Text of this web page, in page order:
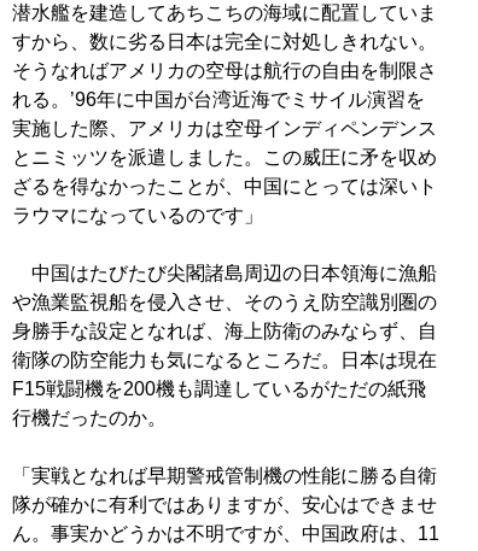
潜水艦を建造してあちこちの海域に配置していま
すから、数に劣る日本は完全に対処しきれない。
そうなればアメリカの空母は航行の自由を制限さ
れる。’96年に中国が台湾近海でミサイル演習を
実施した際、アメリカは空母インディペンデンス
とニミッツを派遣しました。この威圧に矛を収め
ざるを得なかったことが、中国にとっては深いト
ラウマになっているのです」
中国はたびたび尖閣諸島周辺の日本領海に漁船
や漁業監視船を侵入させ、そのうえ防空識別圏の
身勝手な設定となれば、海上防衛のみならず、自
衛隊の防空能力も気になるところだ。日本は現在
F15戦闘機を200機も調達しているがただの紙飛
行機だったのか。
「実戦となれば早期警戒管制機の性能に勝る自衛
隊が確かに有利ではありますが、安心はできませ
ん。事実かどうかは不明ですが、中国政府は、11